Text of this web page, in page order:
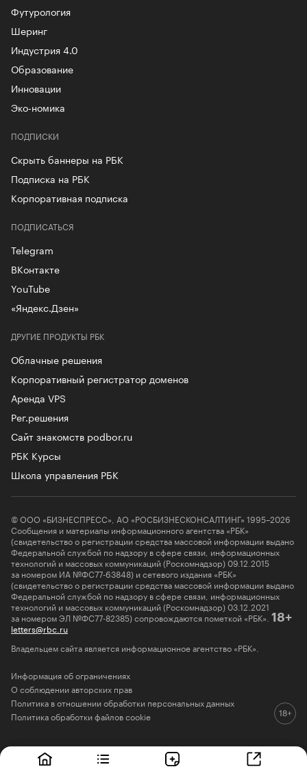
Футурология
Шеринг
Индустрия 4.0
Образование
Инновации
Эко-номика
ПОДПИСКИ
Скрыть баннеры на РБК
Подписка на РБК
Корпоративная подписка
ДРУГИЕ ПРОДУКТЫ РБК
Облачные решения
Корпоративный регистратор доменов
Аренда VPS
Рег.решения
Сайт знакомств podbor.ru
РБК Курсы
Школа управления РБК
ПОДПИСАТЬСЯ
Telegram
ВКонтакте
YouTube
«Яндекс.Дзен»
© ООО «БИЗНЕСПРЕСС», АО «РОСБИЗНЕСКОНСАЛТИНГ» 1995–2026
Сообщения и материалы информационного агентства «РБК»
(свидетельство о регистрации средства массовой информации выдано
Федеральной службой по надзору в сфере связи, информационных
технологий и массовых коммуникаций (Роскомнадзор) 09.12.2015
за номером ИА №ФС77-63848) и сетевого издания «РБК»
(свидетельство о регистрации средства массовой информации выдано
Федеральной службой по надзору в сфере связи, информационных
технологий и массовых коммуникаций (Роскомнадзор) 03.12.2021
за номером ЭЛ №ФС77-82385) сопровождаются пометкой «РБК». 18+
letters@rbc.ru
Владельцем сайта является информационное агентство «РБК».
Информация об ограничениях
О соблюдении авторских прав
Политика в отношении обработки персональных данных
Политика обработки файлов cookie